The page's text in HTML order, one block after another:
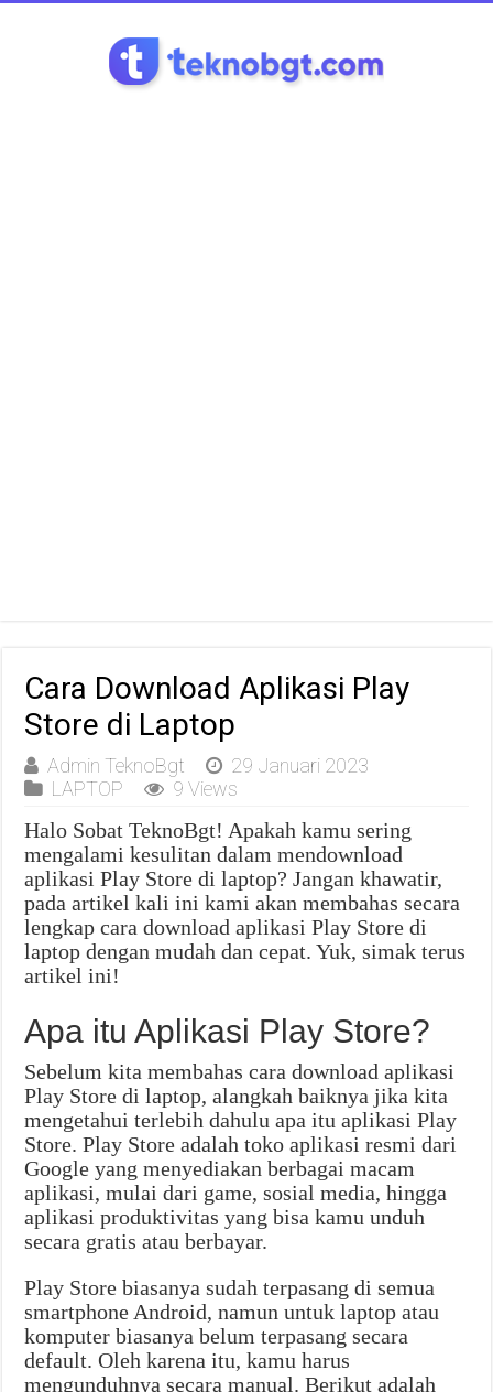
Cara Download Aplikasi Play
Store di Laptop
Admin TeknoBgt
29 Januari 2023
LAPTOP
9 Views
Halo Sobat TeknoBgt! Apakah kamu sering
mengalami kesulitan dalam mendownload
aplikasi Play Store di laptop? Jangan khawatir,
pada artikel kali ini kami akan membahas secara
lengkap cara download aplikasi Play Store di
laptop dengan mudah dan cepat. Yuk, simak terus
artikel ini!
Apa itu Aplikasi Play Store?
Sebelum kita membahas cara download aplikasi
Play Store di laptop, alangkah baiknya jika kita
mengetahui terlebih dahulu apa itu aplikasi Play
Store. Play Store adalah toko aplikasi resmi dari
Google yang menyediakan berbagai macam
aplikasi, mulai dari game, sosial media, hingga
aplikasi produktivitas yang bisa kamu unduh
secara gratis atau berbayar.
Play Store biasanya sudah terpasang di semua
smartphone Android, namun untuk laptop atau
komputer biasanya belum terpasang secara
default. Oleh karena itu, kamu harus
mengunduhnya secara manual. Berikut adalah